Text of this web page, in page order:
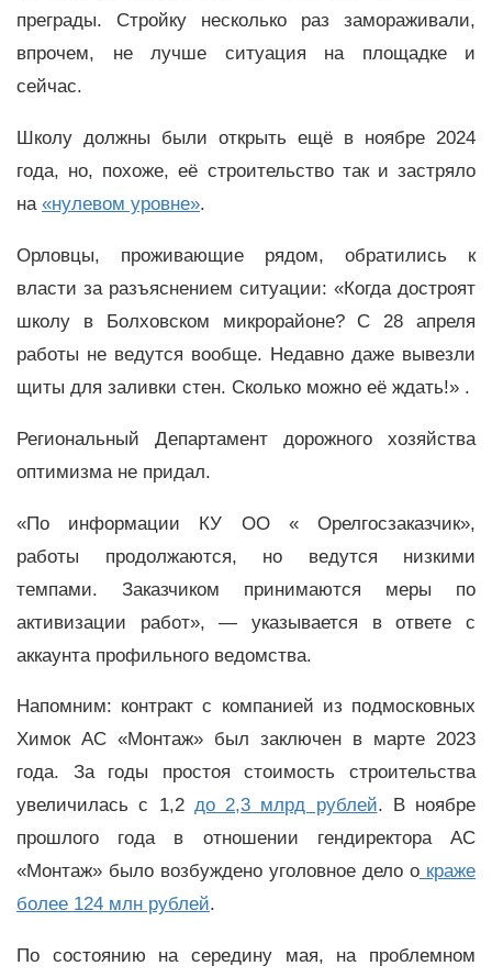
преграды. Стройку несколько раз замораживали,
впрочем, не лучше ситуация на площадке и
сейчас.
Школу должны были открыть ещё в ноябре 2024
года, но, похоже, её строительство так и застряло
на «нулевом уровне».
Орловцы, проживающие рядом, обратились к
власти за разъяснением ситуации: «Когда достроят
школу в Болховском микрорайоне? С 28 апреля
работы не ведутся вообще. Недавно даже вывезли
щиты для заливки стен. Сколько можно её ждать!» .
Региональный Департамент дорожного хозяйства
оптимизма не придал.
«По информации КУ ОО « Орелгосзаказчик»,
работы продолжаются, но ведутся низкими
темпами. Заказчиком принимаются меры по
активизации работ», — указывается в ответе с
аккаунта профильного ведомства.
Напомним: контракт с компанией из подмосковных
Химок АС «Монтаж» был заключен в марте 2023
года. За годы простоя стоимость строительства
увеличилась с 1,2 до 2,3 млрд рублей. В ноябре
прошлого года в отношении гендиректора АС
«Монтаж» было возбуждено уголовное дело о краже
более 124 млн рублей.
По состоянию на середину мая, на проблемном